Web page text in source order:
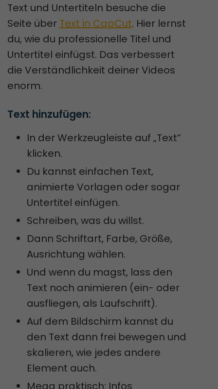
Text und Untertiteln besuche die
Seite über Text in CapCut. Hier lernst
du, wie du professionelle Titel und
Untertitel einfügst. Das verbessert
die Verständlichkeit deiner Videos
enorm.
Text hinzufügen:
In der Werkzeugleiste auf „Text“
klicken.
Du kannst einfachen Text,
animierte Vorlagen oder sogar
Untertitel einfügen.
Schreiben, was du willst.
Dann Schriftart, Farbe, Größe,
Ausrichtung wählen.
Und wenn du magst, lass den
Text noch animieren (ein- oder
ausfliegen, als Laufschrift).
Auf dem Bildschirm kannst du
den Text dann frei bewegen und
skalieren, wie jedes andere
Element auch.
Mega praktisch: Infos